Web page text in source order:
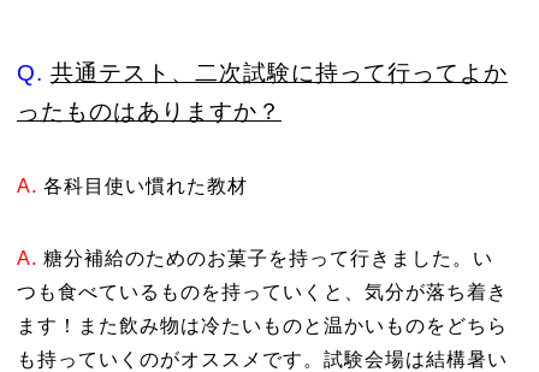
Q. 共通テスト、二次試験に持って行ってよか
ったものはありますか？
A. 各科目使い慣れた教材
A. 糖分補給のためのお菓子を持って行きました。い
つも食べているものを持っていくと、気分が落ち着き
ます！また飲み物は冷たいものと温かいものをどちら
も持っていくのがオススメです。試験会場は結構暑い